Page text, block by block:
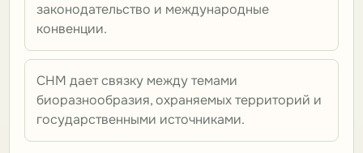
законодательство и международные
конвенции.
CHM дает связку между темами
биоразнообразия, охраняемых территорий и
государственными источниками.